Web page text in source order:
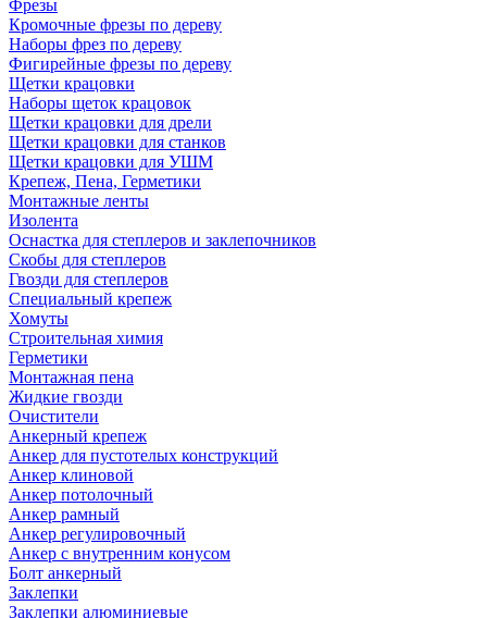
Фрезы
Кромочные фрезы по дереву
Наборы фрез по дереву
Фигирейные фрезы по дереву
Щетки крацовки
Наборы щеток крацовок
Щетки крацовки для дрели
Щетки крацовки для станков
Щетки крацовки для УШМ
Крепеж, Пена, Герметики
Монтажные ленты
Изолента
Оснастка для степлеров и заклепочников
Скобы для степлеров
Гвозди для степлеров
Специальный крепеж
Хомуты
Строительная химия
Герметики
Монтажная пена
Жидкие гвозди
Очистители
Анкерный крепеж
Анкер для пустотелых конструкций
Анкер клиновой
Анкер потолочный
Анкер рамный
Анкер регулировочный
Анкер с внутренним конусом
Болт анкерный
Заклепки
Заклепки алюминиевые